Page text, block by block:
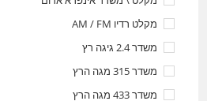
מקלט רדיו AM / FM
משדר 2.4 גיגה רץ
משדר 315 מגה הרץ
משדר 433 מגה הרץ